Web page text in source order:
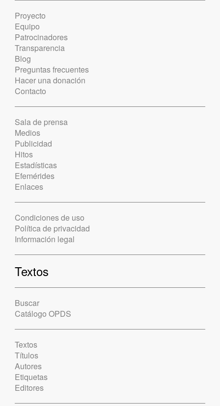
Proyecto
Equipo
Patrocinadores
Transparencia
Blog
Preguntas frecuentes
Hacer una donación
Contacto
Sala de prensa
Medios
Publicidad
Hitos
Estadísticas
Efemérides
Enlaces
Condiciones de uso
Política de privacidad
Información legal
Textos
Buscar
Catálogo OPDS
Textos
Títulos
Autores
Etiquetas
Editores